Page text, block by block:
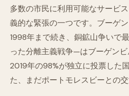
多数の市民に利用可能なサービ
義的な緊張の一つです。ブーゲ
1998年まで続き、銅鉱山争いで
った分離主義戦争—はブーゲンビ
2019年の98%が独立に投票した
た、まだポートモレスビーとの交